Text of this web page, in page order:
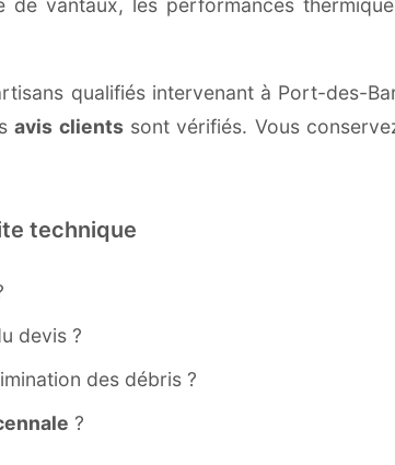
qualifiés intervenant à Port-des-
avis clientssont vérifiés. Vous
technique
devis ?
des débris ?
?